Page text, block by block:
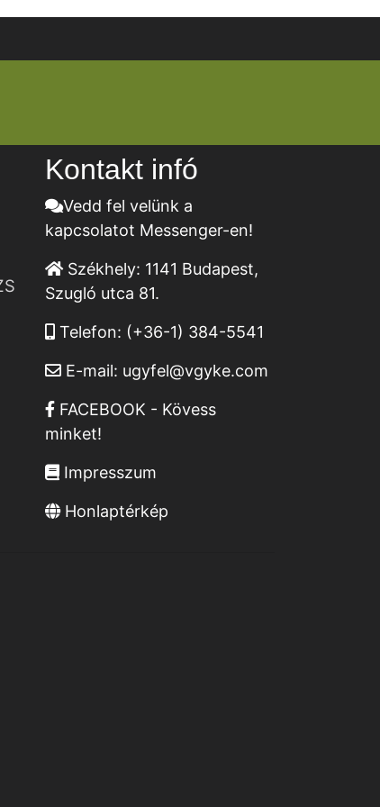
Kontakt infó
Vedd fel velünk a
kapcsolatot Messenger-en!
Székhely: 1141 Budapest,
Szugló utca 81.
Telefon: (+36-1) 384-5541
E-mail: ugyfel@vgyke.com
FACEBOOK - Kövess
minket!
Impresszum
Honlaptérkép